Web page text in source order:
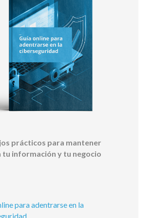
prácticos para mantener
tu información y tu negocio
para adentrarse en la